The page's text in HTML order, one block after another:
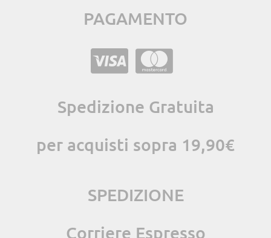
PAGAMENTO
Spedizione Gratuita
per acquisti sopra 19,90€
SPEDIZIONE
Corriere Espresso